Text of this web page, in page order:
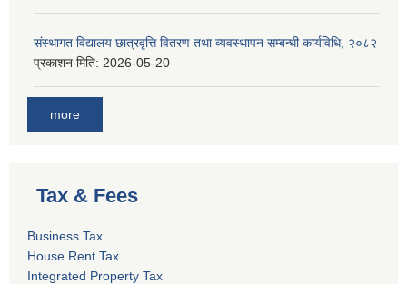
संस्थागत विद्यालय छात्रवृत्ति वितरण तथा व्यवस्थापन सम्बन्धी कार्यविधि, २०८२
प्रकाशन मिति: 2026-05-20
more
Tax & Fees
Business Tax
House Rent Tax
Integrated Property Tax